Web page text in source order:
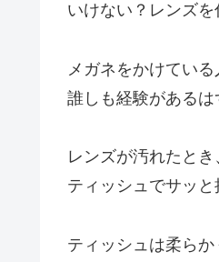
いけない？レンズを
メガネをかけている
誰しも経験があるは
レンズが汚れたと
ティッシュでサッと
ティッシュは柔ら